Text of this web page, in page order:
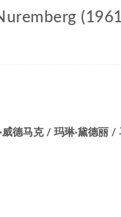
德马克 / 玛琳·黛德丽 /